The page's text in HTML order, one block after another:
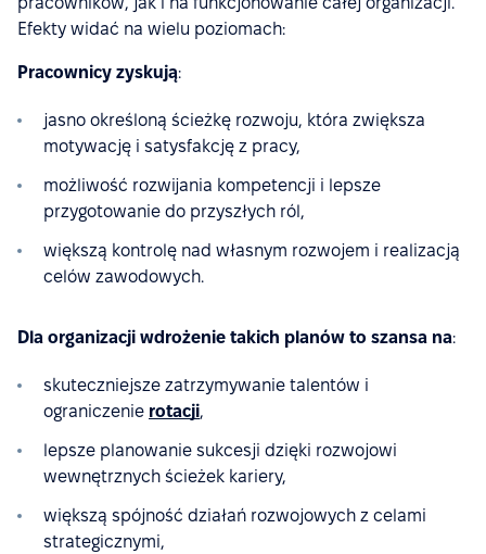
Efekty widać na wielu poziomach:
Pracownicy zyskują:
jasno określoną ścieżkę rozwoju, która zwiększa
motywację i satysfakcję z pracy,
możliwość rozwijania kompetencji i lepsze
przygotowanie do przyszłych ról,
większą kontrolę nad własnym rozwojem i realizacją
celów zawodowych.
Dla organizacji wdrożenie takich planów to szansa na:
skuteczniejsze zatrzymywanie talentów i
ograniczenie rotacji,
lepsze planowanie sukcesji dzięki rozwojowi
wewnętrznych ścieżek kariery,
większą spójność działań rozwojowych z celami
strategicznymi,